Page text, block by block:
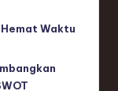
Hemat Waktu